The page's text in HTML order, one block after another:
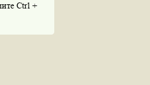
Ctrl +